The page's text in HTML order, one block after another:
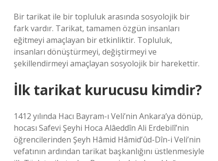
Bir tarikat ile bir topluluk arasında sosyolojik bir
fark vardır. Tarikat, tamamen özgün insanları
eğitmeyi amaçlayan bir etkinliktir. Topluluk,
insanları dönüştürmeyi, değiştirmeyi ve
şekillendirmeyi amaçlayan sosyolojik bir harekettir.
İlk tarikat kurucusu kimdir?
1412 yılında Hacı Bayram-ı Veli’nin Ankara’ya dönüp,
hocası Safevi Şeyhi Hoca Alâeddîn Ali Erdebilî’nin
öğrencilerinden Şeyh Hâmid Hâmid’ûd-Dîn-i Veli’nin
vefatının ardından tarikat başkanlığını üstlenmesiyle